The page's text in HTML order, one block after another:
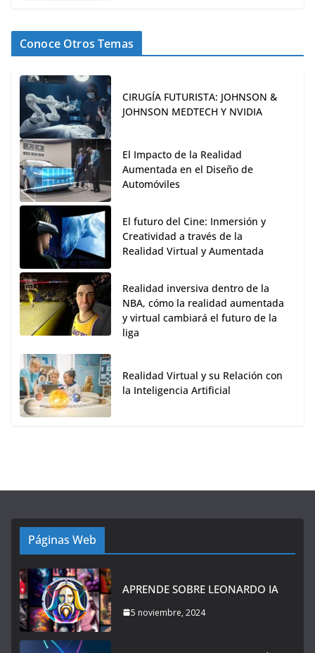
Conoce Otros Temas
CIRUGÍA FUTURISTA: JOHNSON &
JOHNSON MEDTECH Y NVIDIA
El Impacto de la Realidad
Aumentada en el Diseño de
Automóviles
El futuro del Cine: Inmersión y
Creatividad a través de la
Realidad Virtual y Aumentada
Realidad inversiva dentro de la
NBA, cómo la realidad aumentada
y virtual cambiará el futuro de la
liga
Realidad Virtual y su Relación con
la Inteligencia Artificial
Páginas Web
APRENDE SOBRE LEONARDO IA
5 noviembre, 2024